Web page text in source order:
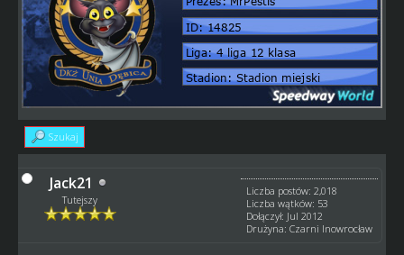
Szukaj
Jack21
Tutejszy
Liczba postów: 2,018
Liczba wątków: 53
Dołączył: Jul 2012
Drużyna: Czarni Inowrocław